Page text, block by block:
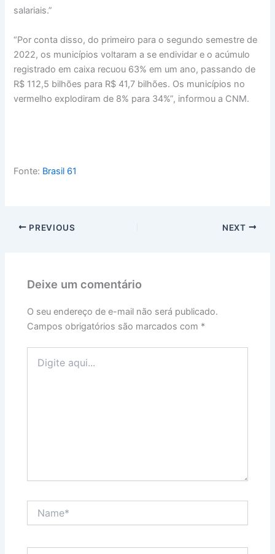
salariais.”
“Por conta disso, do primeiro para o segundo semestre de
2022, os municípios voltaram a se endividar e o acúmulo
registrado em caixa recuou 63% em um ano, passando de
R$ 112,5 bilhões para R$ 41,7 bilhões. Os municípios no
vermelho explodiram de 8% para 34%”, informou a CNM.
Fonte: Brasil 61
PREVIOUS NEXT
Deixe um comentário
O seu endereço de e-mail não será publicado.
Campos obrigatórios são marcados com *
aqui...